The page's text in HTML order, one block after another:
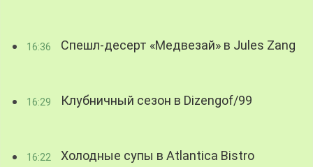
16:36 Спешл-десерт «Медвезай» в Jules Zang
16:29 Клубничный сезон в Dizengof/99
16:22 Холодные супы в Atlantica Bistro